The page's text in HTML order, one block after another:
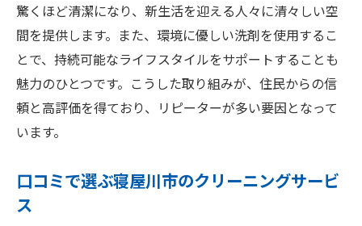
驚くほど清潔になり、新生活を迎える人々に清々しい空
間を提供します。また、環境に優しい洗剤を使用するこ
とで、持続可能なライフスタイルをサポートすることも
魅力のひとつです。こうした取り組みが、住民からの信
頼と高評価を得ており、リピーターが多い要因となって
います。
口コミで選ぶ寝屋川市のクリーニングサービ
ス